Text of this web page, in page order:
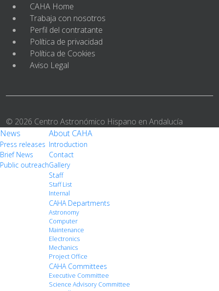
CAHA Home
Trabaja con nosotros
Perfil del contratante
Política de privacidad
Política de Cookies
Aviso Legal
© 2026 Centro Astronómico Hispano en Andalucía
News
Press releases
Brief News
Public outreach
About CAHA
Introduction
Contact
Gallery
Staff
Staff List
Internal
CAHA Departments
Astronomy
Computer
Maintenance
Electronics
Mechanics
Project Office
CAHA Committees
Executive Committee
Science Advisory Committee